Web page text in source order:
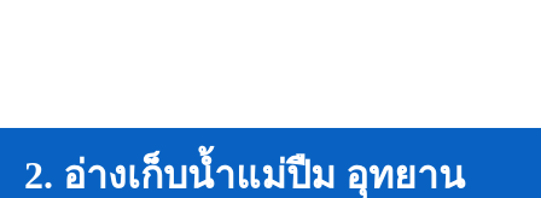
2. อ่างเก็บน้ำแม่ปืม อุทยาน